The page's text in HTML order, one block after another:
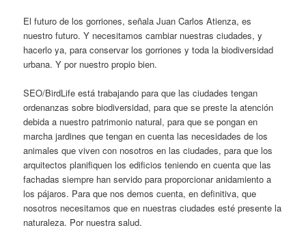
El futuro de los gorriones, señala Juan Carlos Atienza, es
nuestro futuro. Y necesitamos cambiar nuestras ciudades, y
hacerlo ya, para conservar los gorriones y toda la biodiversidad
urbana. Y por nuestro propio bien.
SEO/BirdLife está trabajando para que las ciudades tengan
ordenanzas sobre biodiversidad, para que se preste la atención
debida a nuestro patrimonio natural, para que se pongan en
marcha jardines que tengan en cuenta las necesidades de los
animales que viven con nosotros en las ciudades, para que los
arquitectos planifiquen los edificios teniendo en cuenta que las
fachadas siempre han servido para proporcionar anidamiento a
los pájaros. Para que nos demos cuenta, en definitiva, que
nosotros necesitamos que en nuestras ciudades esté presente la
naturaleza. Por nuestra salud.